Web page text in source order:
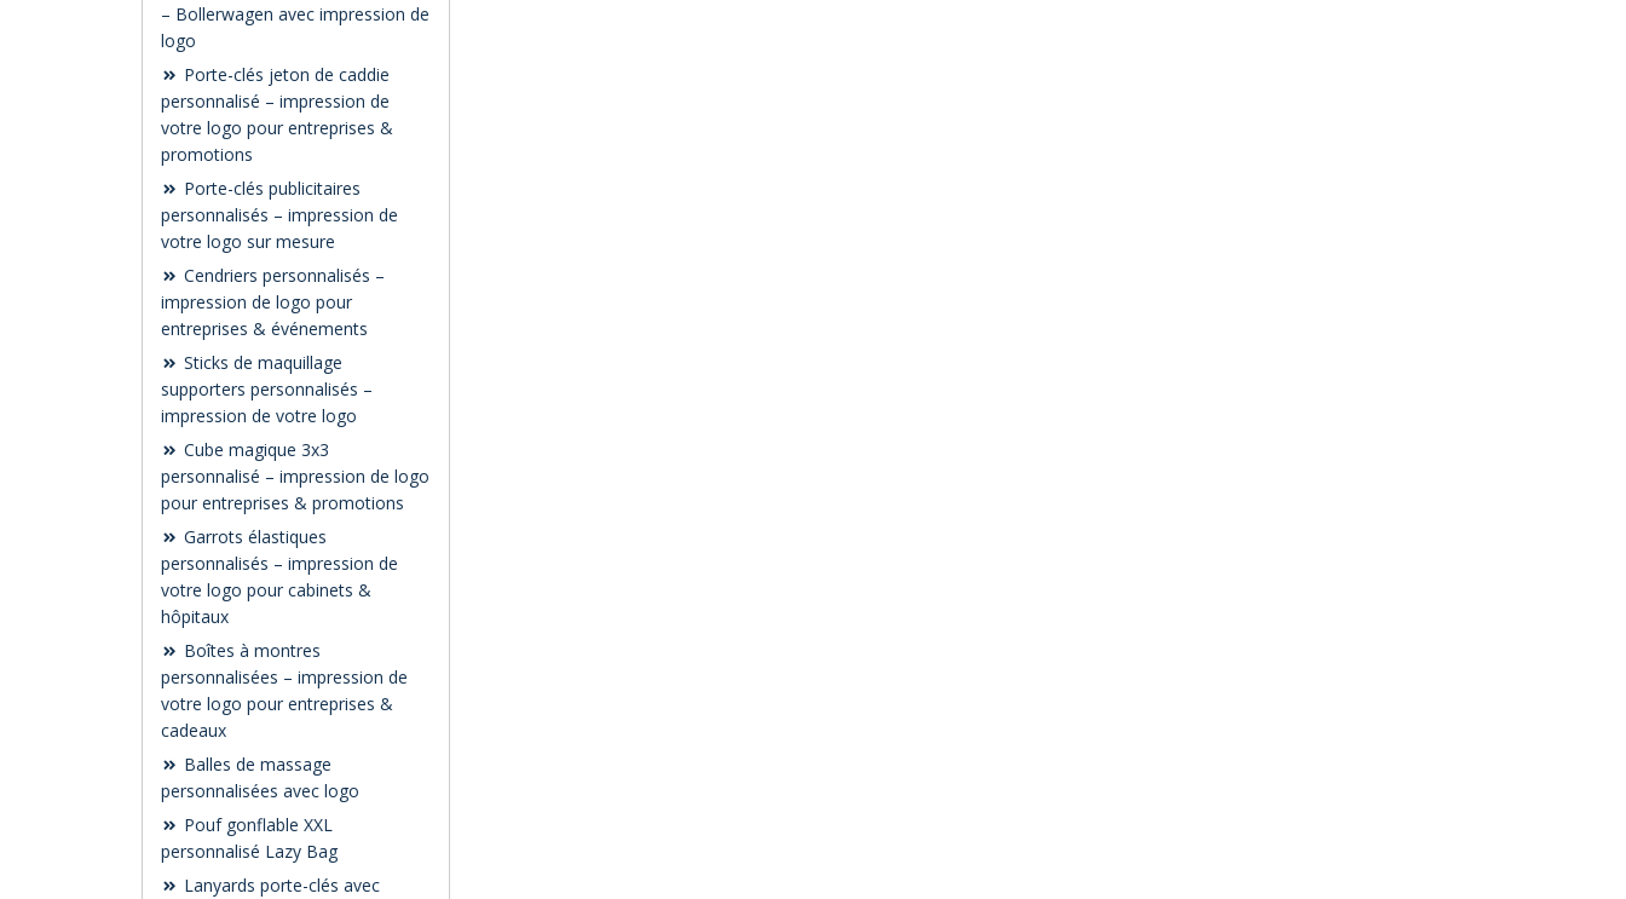
– Bollerwagen avec impression de
logo
Porte-clés jeton de caddie
personnalisé – impression de
votre logo pour entreprises &
promotions
Porte-clés publicitaires
personnalisés – impression de
votre logo sur mesure
Cendriers personnalisés –
impression de logo pour
entreprises & événements
Sticks de maquillage
supporters personnalisés –
impression de votre logo
Cube magique 3x3
personnalisé – impression de logo
pour entreprises & promotions
Garrots élastiques
personnalisés – impression de
votre logo pour cabinets &
hôpitaux
Boîtes à montres
personnalisées – impression de
votre logo pour entreprises &
cadeaux
Balles de massage
personnalisées avec logo
Pouf gonflable XXL
personnalisé Lazy Bag
Lanyards porte-clés avec